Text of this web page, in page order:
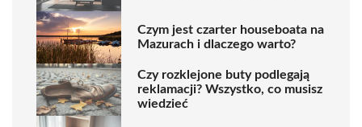
Czym jest czarter houseboata na
Mazurach i dlaczego warto?
Czy rozklejone buty podlegają
reklamacji? Wszystko, co musisz
wiedzieć